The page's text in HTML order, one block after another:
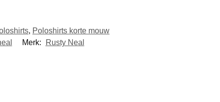
, Poloshirts korte mouw
Merk: Rusty Neal